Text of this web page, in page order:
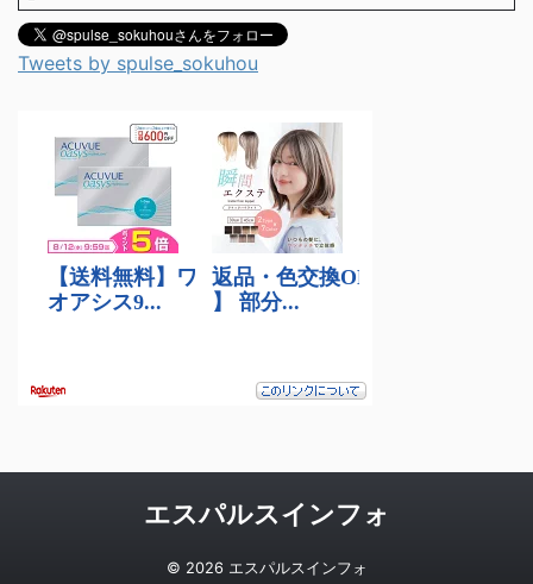
Tweets by spulse_sokuhou
エスパルスインフォ
© 2026 エスパルスインフォ